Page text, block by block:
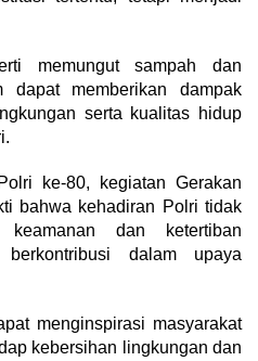
memungut sampah dan
dapat memberikan dampak
serta kualitas hidup
ke-80, kegiatan Gerakan
bahwa kehadiran Polri tidak
dan ketertiban
dalam upaya
menginspirasi masyarakat
kebersihan lingkungan dan